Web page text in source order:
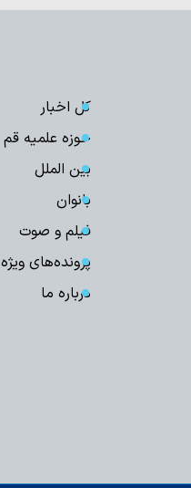
کل اخبار
حوزه علمیه قم
بین الملل
بانوان
فیلم و صوت
پرونده‌های ویژه
درباره ما